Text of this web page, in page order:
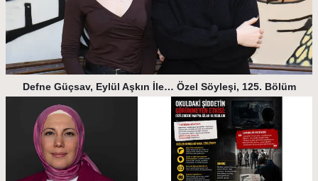
Defne Güçsav, Eylül Aşkın İle… Özel Söyleşi, 125. Bölüm